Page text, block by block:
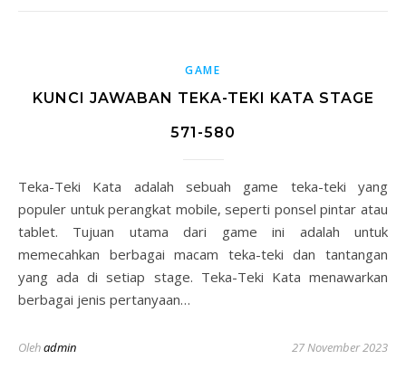
GAME
KUNCI JAWABAN TEKA-TEKI KATA STAGE
571-580
Teka-Teki Kata adalah sebuah game teka-teki yang
populer untuk perangkat mobile, seperti ponsel pintar atau
tablet. Tujuan utama dari game ini adalah untuk
memecahkan berbagai macam teka-teki dan tantangan
yang ada di setiap stage. Teka-Teki Kata menawarkan
berbagai jenis pertanyaan…
Olehadmin 27 November 2023